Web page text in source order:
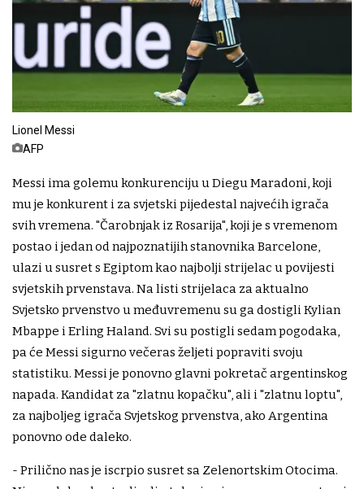
Lionel Messi
AFP
Messi ima golemu konkurenciju u Diegu Maradoni, koji
mu je konkurent i za svjetski pijedestal najvećih igrača
svih vremena. "Čarobnjak iz Rosarija", koji je s vremenom
postao i jedan od najpoznatijih stanovnika Barcelone,
ulazi u susret s Egiptom kao najbolji strijelac u povijesti
svjetskih prvenstava. Na listi strijelaca za aktualno
Svjetsko prvenstvo u međuvremenu su ga dostigli Kylian
Mbappe i Erling Haland. Svi su postigli sedam pogodaka,
pa će Messi sigurno večeras željeti popraviti svoju
statistiku. Messi je ponovno glavni pokretač argentinskog
napada. Kandidat za "zlatnu kopačku", ali i "zlatnu loptu",
za najboljeg igrača Svjetskog prvenstva, ako Argentina
ponovno ode daleko.
- Prilično nas je iscrpio susret sa Zelenortskim Otocima.